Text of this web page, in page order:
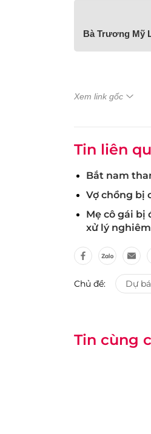
Bà Trương Mỹ
Xem link gốc
Tin liên
Bắt nam
Vợ chồng bị
Mẹ cô gái bị
xử lý nghiêm
Chủ đề: Dự
Tin cùng